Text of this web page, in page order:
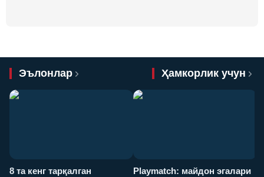
Эълонлар Ҳамкорлик учун
8 та кенг тарқалган
Playmatch: майдон эгалари